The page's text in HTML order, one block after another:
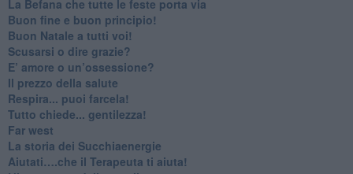
​La Befana che tutte le feste porta via
Buon fine e buon principio!
​Buon Natale a tutti voi!
​Scusarsi o dire grazie?
​E’ amore o un’ossessione?
​Il prezzo della salute
​Respira... puoi farcela!
​Tutto chiede... gentilezza!
​Far west
​La storia dei Succhiaenergie
​Aiutati….che il Terapeuta ti aiuta!